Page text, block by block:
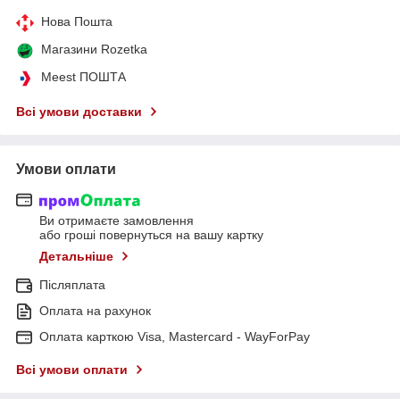
Нова Пошта
Магазини Rozetka
Meest ПОШТА
Всі умови доставки
Умови оплати
Ви отримаєте замовлення
або гроші повернуться на вашу картку
Детальніше
Післяплата
Оплата на рахунок
Оплата карткою Visa, Mastercard - WayForPay
Всі умови оплати